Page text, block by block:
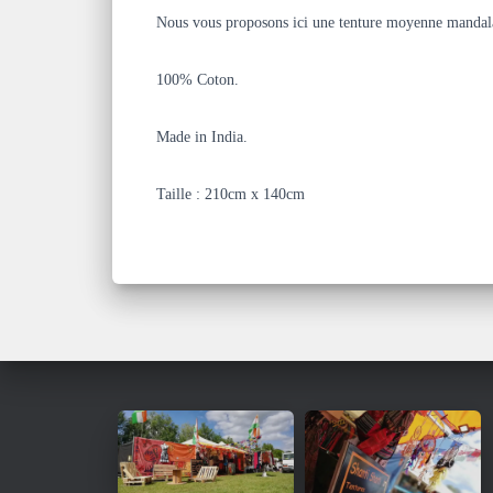
Nous vous proposons ici une tenture moyenne
100% Coton.
Made in India.
Taille : 210cm x 140cm